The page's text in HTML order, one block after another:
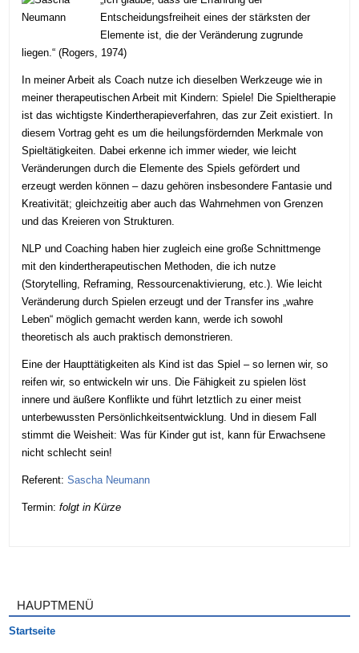
Entscheidungsfreiheit eines der stärksten der
Elemente ist, die der Veränderung zugrunde
liegen.“ (Rogers, 1974)
In meiner Arbeit als Coach nutze ich dieselben Werkzeuge wie in
meiner therapeutischen Arbeit mit Kindern: Spiele! Die Spieltherapie
ist das wichtigste Kindertherapieverfahren, das zur Zeit existiert. In
diesem Vortrag geht es um die heilungsfördernden Merkmale von
Spieltätigkeiten. Dabei erkenne ich immer wieder, wie leicht
Veränderungen durch die Elemente des Spiels gefördert und
erzeugt werden können – dazu gehören insbesondere Fantasie und
Kreativität; gleichzeitig aber auch das Wahrnehmen von Grenzen
und das Kreieren von Strukturen.
NLP und Coaching haben hier zugleich eine große Schnittmenge
mit den kindertherapeutischen Methoden, die ich nutze
(Storytelling, Reframing, Ressourcenaktivierung, etc.). Wie leicht
Veränderung durch Spielen erzeugt und der Transfer ins „wahre
Leben“ möglich gemacht werden kann, werde ich sowohl
theoretisch als auch praktisch demonstrieren.
Eine der Haupttätigkeiten als Kind ist das Spiel – so lernen wir, so
reifen wir, so entwickeln wir uns. Die Fähigkeit zu spielen löst
innere und äußere Konflikte und führt letztlich zu einer meist
unterbewussten Persönlichkeitsentwicklung. Und in diesem Fall
stimmt die Weisheit: Was für Kinder gut ist, kann für Erwachsene
nicht schlecht sein!
Referent:Sascha Neumann
Termin:folgt in Kürze
HAUPTMENÜ
Startseite